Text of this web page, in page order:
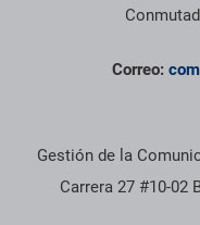
Correo:
Gestión de la
Carrera 27 #10-02